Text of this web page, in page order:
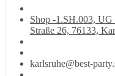
Shop -1.SH.003,
Straße 26, 76133,
karlsruhe@best-